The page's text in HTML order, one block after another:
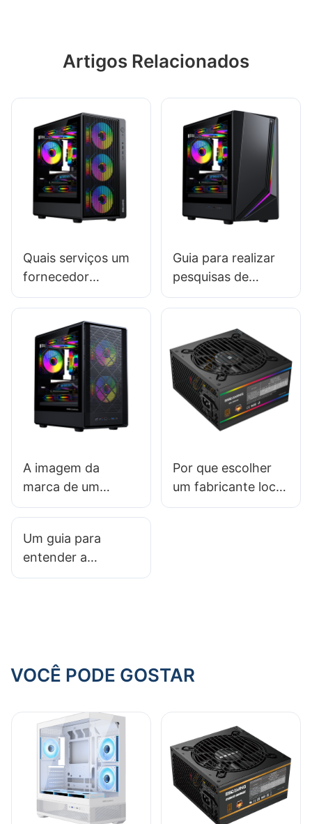
Artigos Relacionados
Quais serviços um
fornecedor
confiável de
deve fornecer?
Guia para realizar
pesquisas de
mercado para
A imagem da
marca de um
gabinete de PC
consumidores?
Por que escolher
um fabricante local
de fontes de
Um guia para
entender a
durabilidade do
VOCÊ PODE GOSTAR